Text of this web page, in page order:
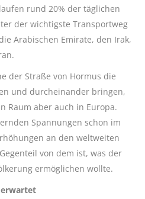
rund 20% der täglichen
der wichtigste Transportweg
Arabischen Emirate, den Irak,
der Straße von Hormus die
und durcheinander bringen,
Raum aber auch in Europa.
Spannungen schon im
an den weltweiten
von dem ist, was der
ermöglichen wollte.